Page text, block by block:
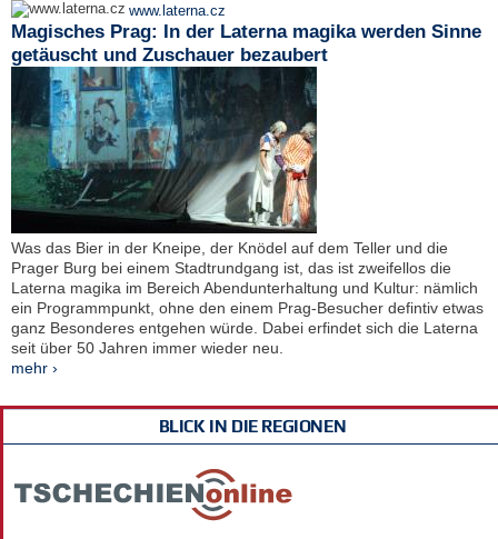
www.laterna.cz
Magisches Prag: In der Laterna magika werden Sinne
getäuscht und Zuschauer bezaubert
Was das Bier in der Kneipe, der Knödel auf dem Teller und die
Prager Burg bei einem Stadtrundgang ist, das ist zweifellos die
Laterna magika im Bereich Abendunterhaltung und Kultur: nämlich
ein Programmpunkt, ohne den einem Prag-Besucher defintiv etwas
ganz Besonderes entgehen würde. Dabei erfindet sich die Laterna
seit über 50 Jahren immer wieder neu.
mehr ›
BLICK IN DIE REGIONEN